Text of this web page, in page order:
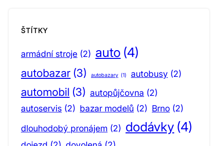
ŠTÍTKY
armádní stroje (2) auto (4)
autobazar (3) autobazary (1) autobusy (2)
automobil (3) autopůjčovna (2)
autoservis (2) bazar modelů (2) Brno (2)
dlouhodobý pronájem (2) dodávky (4)